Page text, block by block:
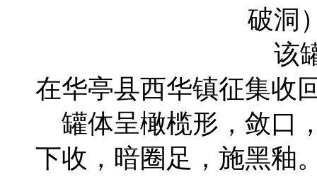
破洞
该
在华亭县西华镇征集收
罐体呈橄榄形，敛口
下收，暗圈足，施黑釉